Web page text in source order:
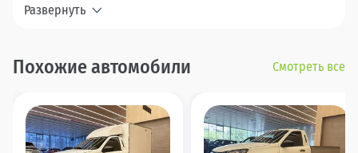
Развернуть
Похожие автомобили Смотреть все